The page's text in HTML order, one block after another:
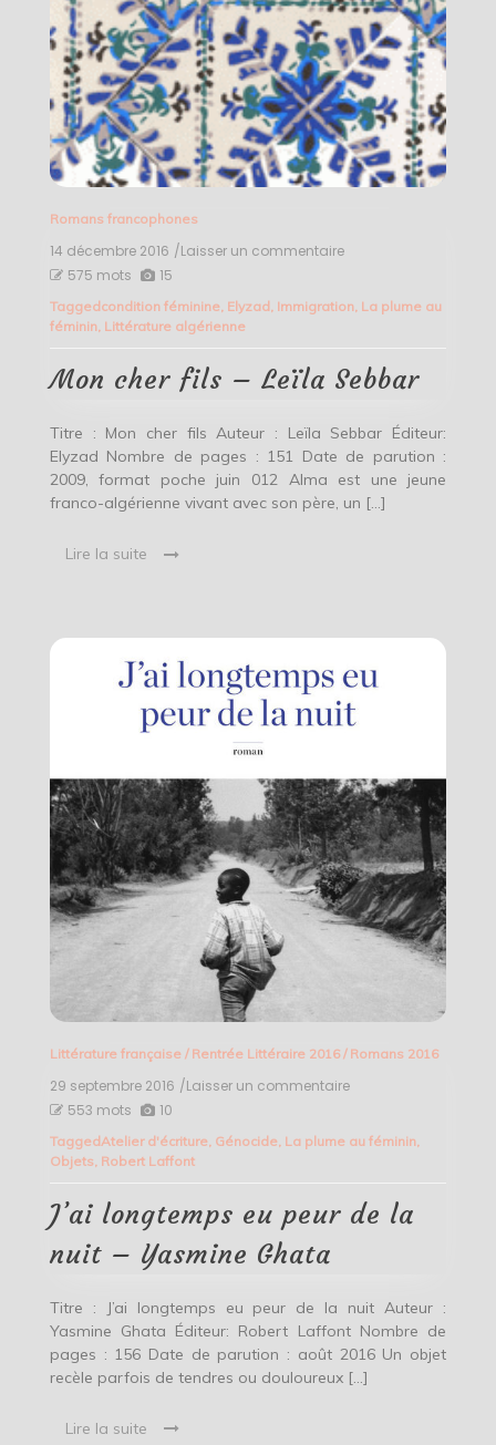
Romans francophones
14 décembre 2016 /Laisser un commentaireon
fils
Sebbar
575 mots 15
Taggedcondition féminine, Elyzad, Immigration, La plume au
féminin, Littérature algérienne
Mon cher fils – Leïla Sebbar
Titre : Mon cher fils Auteur : Leïla Sebbar Éditeur:
Elyzad Nombre de pages : 151 Date de parution :
2009, format poche juin 012 Alma est une jeune
franco-algérienne vivant avec son père, un […]
Lire la suite
Littérature française/ Rentrée Littéraire 2016/ Romans 2016
29 septembre 2016 /Laisser un commentaireon
eu
la
nuit
553 mots 10
TaggedAtelier d'écriture, Génocide, La plume au féminin,
Objets Robert Laffont
J’ai longtemps eu peur de la
nuit – Yasmine Ghata
Titre : J’ai longtemps eu peur de la nuit Auteur :
Yasmine Ghata Éditeur: Robert Laffont Nombre de
pages : 156 Date de parution : août 2016 Un objet
recèle parfois de tendres ou douloureux […]
Lire la suite